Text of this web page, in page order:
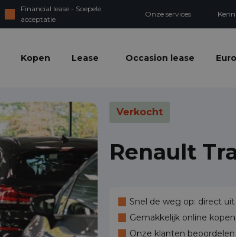
Financial lease - Soepele
acceptatie
Onze services
Kopen Lease Occasion lease
Verkocht
Renault
Snel de weg op: direct
Gemakkelijk online
Onze klanten